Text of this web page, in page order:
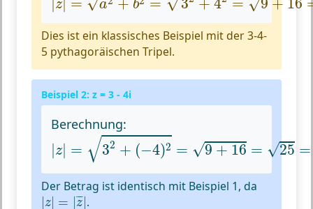
z a b
Dies ist ein klassisches Beispiel mit der 3-4-
5 pythagoräischen Tripel.
Beispiel 2: z = 3 - 4i
Berechnung:
|z| = √32 + (−4)2 = √9 + 16 = √25 =
|z|=32+(−4)2=9+16
Der Betrag ist identisch mit Beispiel 1, da
z = ¯¯
z
|z| =|z¯|
.